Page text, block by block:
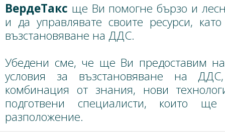
ВердеТакс ще Ви помогне бързо и
и да управлявате своите ресурси, като
възстановяване на ДДС.
Убедени сме, че ще Ви предоставим
условия за възстановяване на
комбинация от знания, нови
подготвени специалисти, които
разположение.